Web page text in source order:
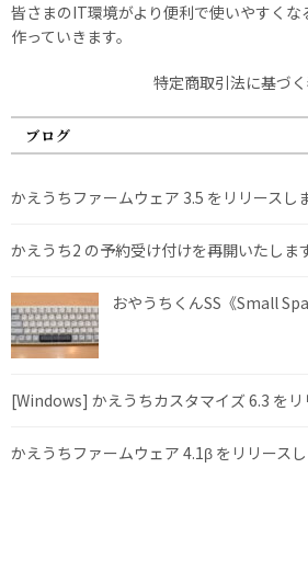
皆さまのIT環境がより便利で使いやすく
作っていきます。
特定商取引法に基づ
ブログ
かえうちファームウェア 3.5 をリリースし
かえうち2 の予約受け付けを再開いたしま
おやうちくんSS《Small
[Windows] かえうちカスタマイズ 6.3 をリ
かえうちファームウェア 4.1β をリリース